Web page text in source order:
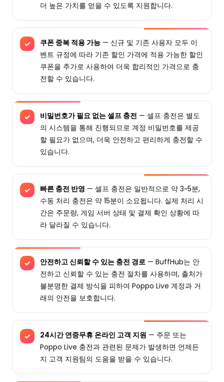
더 높은 가치를 얻을 수 있도록 지원합니다.
✓ 쿠폰 중복 적용 가능— 신규 및 기존 사용자 모두 이
벤트 규정에 따라 기존 할인 가격에 적용 가능한 할인
쿠폰을 추가로 사용하여 더욱 합리적인 가격으로 충
전할 수 있습니다.
✓ 비밀번호가 필요 없는 셀프 충전 — 셀프 충전은 별도
의 시스템을 통해 진행되므로 계정 비밀번호를 제공
할 필요가 없으며, 더욱 안전하고 편리하게 충전할 수
있습니다.
✓ 빠른 충전 반영 — 셀프 충전은 일반적으로 약 3~5분,
수동 처리 충전은 약 15분이 소요됩니다. 실제 처리 시
간은 주문량, 게임 서버 상태 및 결제 확인 상황에 따
라 달라질 수 있습니다.
✓ 안전하고 신뢰할 수 있는 충전 경로— BuffHub는 안
전하고 신뢰할 수 있는 충전 절차를 사용하며, 출처가
불분명한 결제 방식을 피하여 Poppo Live 계정과 거
래의 안전을 보호합니다.
✓ 24시간 연중무휴 온라인 고객 지원 — 주문 또는
Poppo Live 충전과 관련된 문제가 발생하면 언제든
지 고객 지원팀의 도움을 받을 수 있습니다.